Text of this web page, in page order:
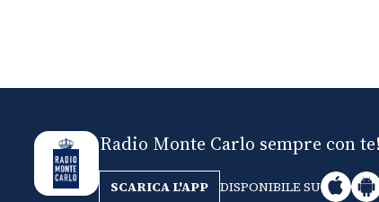
Radio Monte Carlo sempre con te!
SCARICA L'APP DISPONIBILE SU